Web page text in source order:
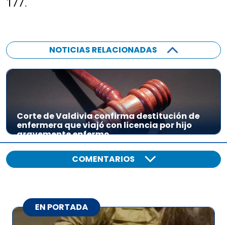
177.
NOTICIAS RELACIONADAS
Corte de Valdivia confirma destitución de
enfermera que viajó con licencia por hijo
gravemente enfermo
COMENTARIOS
EN PORTADA